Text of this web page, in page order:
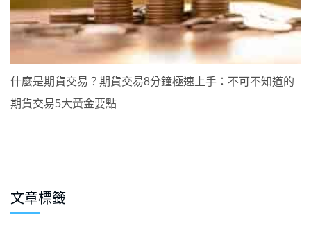
什麼是期貨交易？期貨交易8分鐘極速上手：不可不知道的
期貨交易5大黃金要點
文章標籤